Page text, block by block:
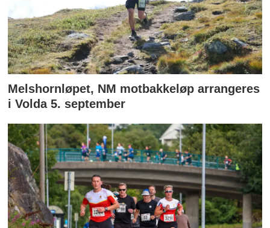
Melshornløpet, NM motbakkeløp arrangeres
i Volda 5. september